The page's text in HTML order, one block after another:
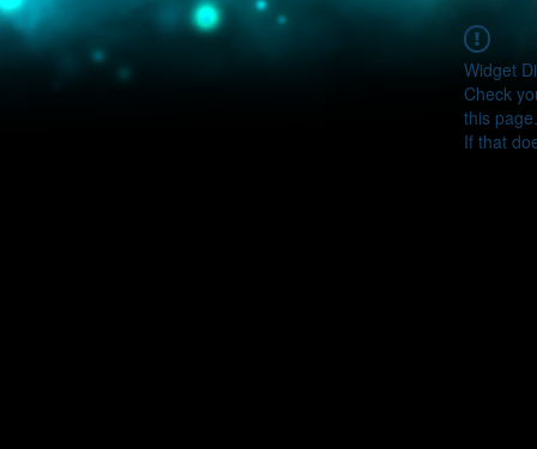
Widget
Check
this page.
If that